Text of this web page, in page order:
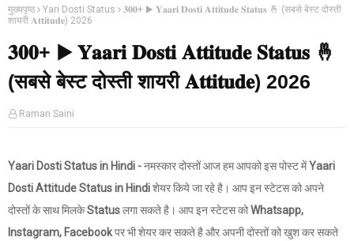
मुख्यपृष्ठ Yari Dosti Status
𝟑𝟎𝟎+ ▶ 𝐘𝐚𝐚𝐫𝐢 𝐃𝐨𝐬𝐭𝐢 𝐀𝐭𝐭𝐢𝐭𝐮𝐝𝐞 𝐒𝐭𝐚𝐭𝐮𝐬 🤞 (सबसे बेस्ट दोस्ती
शायरी 𝐀𝐭𝐭𝐢𝐭𝐮𝐝𝐞) 2026
𝟑𝟎𝟎+ ▶ 𝐘𝐚𝐚𝐫𝐢 𝐃𝐨𝐬𝐭𝐢 𝐀𝐭𝐭𝐢𝐭𝐮𝐝𝐞 𝐒𝐭𝐚𝐭𝐮𝐬 🤞
(सबसे बेस्ट दोस्ती शायरी 𝐀𝐭𝐭𝐢𝐭𝐮𝐝𝐞) 2026
Raman Saini
Yaari Dosti Status in Hindi -नमस्कार दोस्तों आज हम आपको इस पोस्ट मेंYaari
Dosti Attitude Status in Hindiशेयर किये जा रहे है। आप इन स्टेटस को अपने
दोस्तों के साथ मिलकेStatusलगा सकते है। आप इन स्टेटस कोWhatsapp,
Instagram, Facebookपर भी शेयर कर सकते है और अपनी दोस्तों को खुश कर सकते